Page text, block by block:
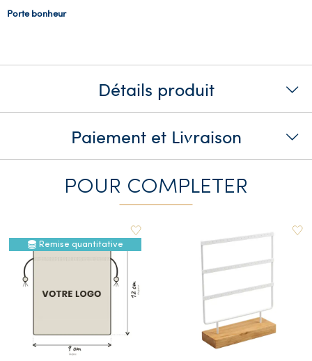
Porte bonheur
Détails produit
Paiement et Livraison
POUR COMPLETER
Remise quantitative